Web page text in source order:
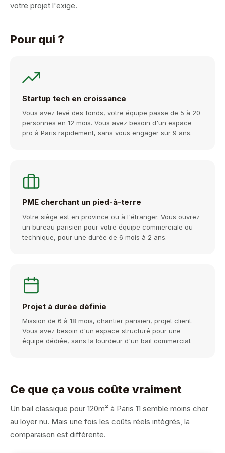
votre projet l'exige.
Pour qui ?
Startup tech en croissance
Vous avez levé des fonds, votre équipe passe de 5 à 20
personnes en 12 mois. Vous avez besoin d'un espace
pro à Paris rapidement, sans vous engager sur 9 ans.
PME cherchant un pied-à-terre
Votre siège est en province ou à l'étranger. Vous ouvrez
un bureau parisien pour votre équipe commerciale ou
technique, pour une durée de 6 mois à 2 ans.
Projet à durée définie
Mission de 6 à 18 mois, chantier parisien, projet client.
Vous avez besoin d'un espace structuré pour une
équipe dédiée, sans la lourdeur d'un bail commercial.
Ce que ça vous coûte vraiment
Un bail classique pour 120m² à Paris 11 semble moins cher
au loyer nu. Mais une fois les coûts réels intégrés, la
comparaison est différente.